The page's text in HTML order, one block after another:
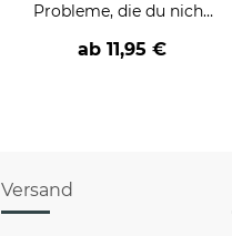
Probleme, die du nicht
verschiedene Berufe
ab 11,95 €
Versand